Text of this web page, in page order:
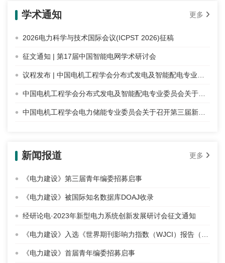
学术通知 更多
2026电力科学与技术国际会议(ICPST 2026)征稿
征文通知 | 第17届中国智能电网学术研讨会
新闻报道 更多
《电力建设》第三届青年编委招募启事
《电力建设》被国际知名数据库DOAJ收录
经研论电·2023年新型电力系统创新发展研讨会征文通知
《电力建设》首届青年编委招募启事